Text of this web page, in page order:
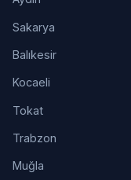
Sakarya
Balıkesir
Kocaeli
Tokat
Trabzon
Muğla